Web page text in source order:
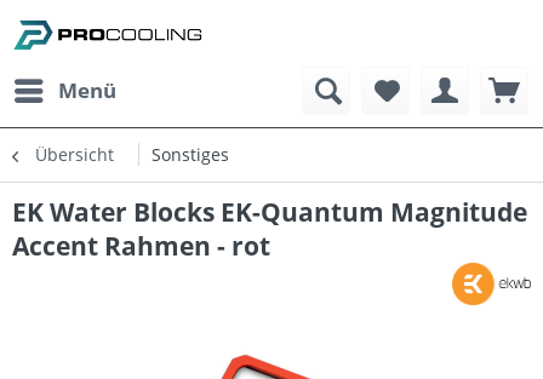
Menü
Übersicht Sonstiges
EK Water Blocks EK-Quantum Magnitude
Accent Rahmen - rot